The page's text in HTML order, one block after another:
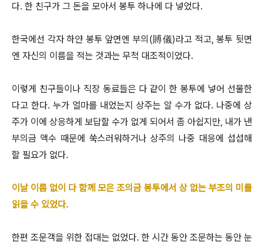
다. 한 친구가 그 돈을 모아서 봉투 하나에 다 넣었다.
한국에선 각자 하얀 봉투 앞면엔 부의(賻儀)라고 적고, 봉투 뒷면
엔 자신의 이름을 적는 것과는 무척 대조적이었다.
이렇게 친구들이나 직장 동료들은 다 같이 한 봉투에 넣어 선물한
다고 한다. 누가 얼마를 내었는지 상주는 알 수가 없다. 나중에 상
주가 이에 상응하게 보답할 수가 없게 되어서 좀 아쉽지만, 내가 낸
부의금 액수 때문에 쑥스러워하거나 상주의 나중 대응에 섭섭해
할 필요가 없다.
이날 이름 없이 다 함께 모은 조의금 봉투에서 상 없는 부조의 미를
읽을 수 있었다.
한편 조문객을 위한 접대는 없었다. 한 시간 동안 조문하는 동안 눈